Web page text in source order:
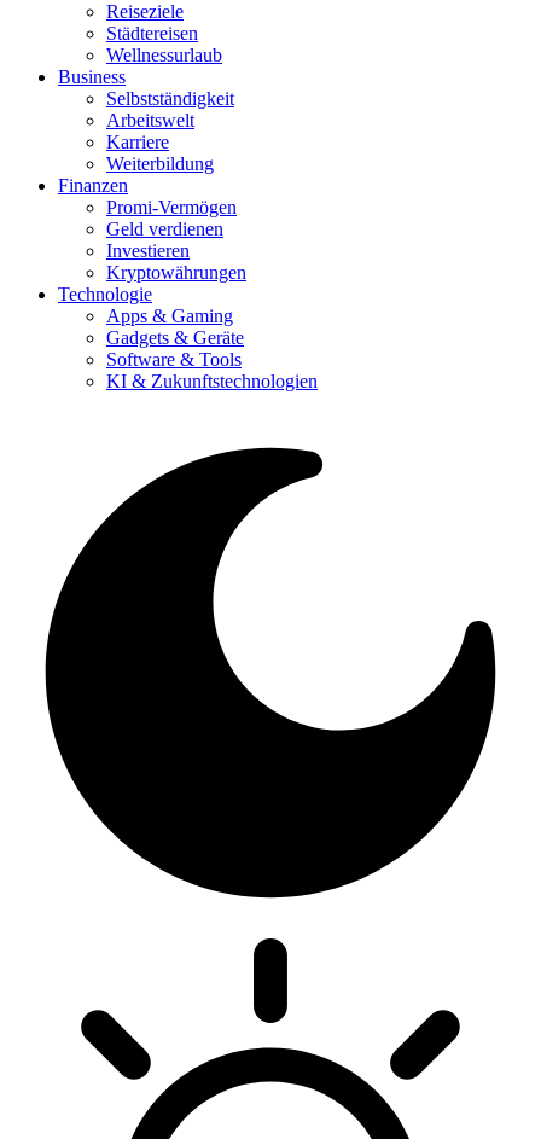
Reiseziele
Städtereisen
Wellnessurlaub
Business
Selbstständigkeit
Arbeitswelt
Karriere
Weiterbildung
Finanzen
Promi-Vermögen
Geld verdienen
Investieren
Kryptowährungen
Technologie
Apps & Gaming
Gadgets & Geräte
Software & Tools
KI & Zukunftstechnologien